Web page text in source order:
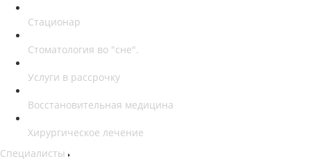
Стационар
Стоматология во "сне".
Услуги в рассрочку
Восстановительная медицина
Хирургическое лечение
Специалисты